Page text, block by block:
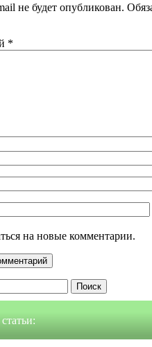
не будет опубликован.
*
на новые комментарии.